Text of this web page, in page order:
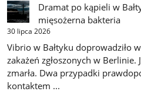
Dramat po kąpieli w
mięsożerna bakteria
30 lipca 2026
Vibrio w Bałtyku doprowadziło
zakażeń zgłoszonych w Berlinie.
zmarła. Dwa przypadki
kontaktem ...